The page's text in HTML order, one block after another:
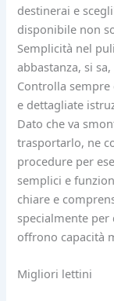
destinerai e
disponibile non
Semplicità nel
abbastanza, si
Controlla
e dettagliate
Dato che va
trasportarlo, ne
procedure per
semplici e
chiare e
specialmente
offrono capacità
Migliori lettini